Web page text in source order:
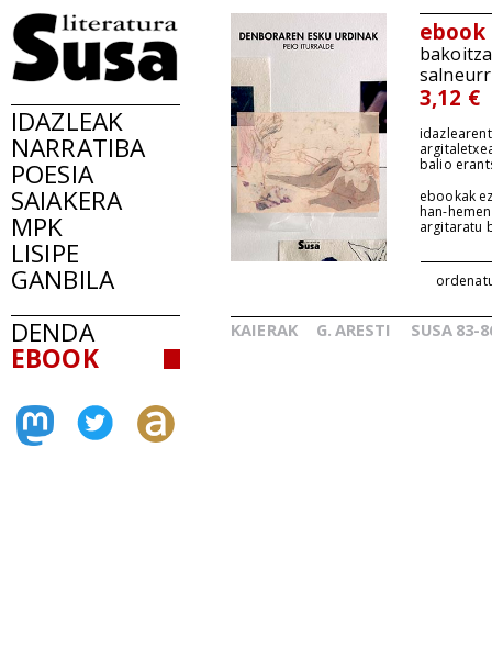
IDAZLEAK
NARRATIBA
POESIA
SAIAKERA
MPK
LISIPE
GANBILA
DENDA
EBOOK
ebook
3,12 €
balio
ebookak
han-
argitaratu
KAIERAK G. ARESTI SUSA 83-